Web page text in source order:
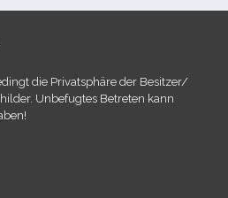
die Privatsphäre der Besitzer/​
Unbefugtes Betreten kann